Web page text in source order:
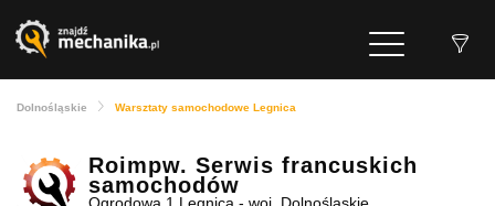
Dolnośląskie Warsztaty samochodowe Legnica
Roimpw. Serwis francuskich
samochodów